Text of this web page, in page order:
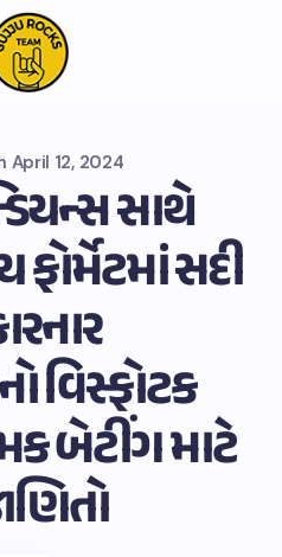
April 12, 2024
સાથે
ફોર્મેટમાં સદી
વિસ્ફોટક
બેટીંગ માટે